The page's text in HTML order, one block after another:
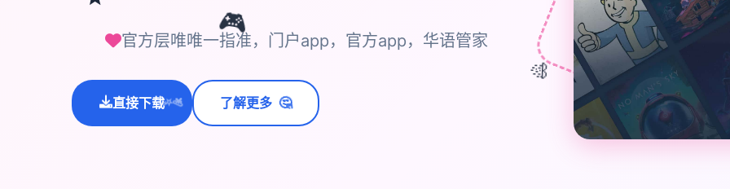
🎮
官方层唯唯一指准，门户app，官方app，华语管家
直接下载
✨⭐💫 了解更多 🤔
🎊